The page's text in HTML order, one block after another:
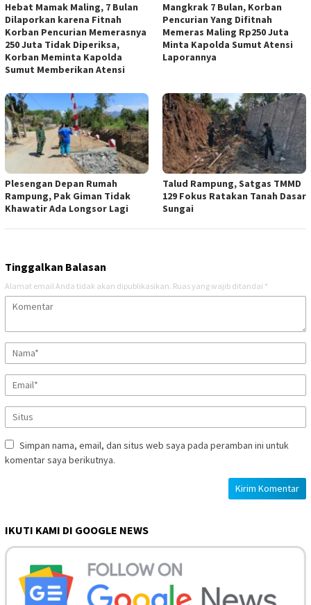
Hebat Mamak Maling, 7 Bulan
Dilaporkan karena Fitnah
Korban Pencurian Memerasnya
250 Juta Tidak Diperiksa,
Korban Meminta Kapolda
Sumut Memberikan Atensi
Mangkrak 7 Bulan, Korban
Pencurian Yang Difitnah
Memeras Maling Rp250 Juta
Minta Kapolda Sumut Atensi
Laporannya
Plesengan Depan Rumah
Rampung, Pak Giman Tidak
Khawatir Ada Longsor Lagi
Talud Rampung, Satgas TMMD
129 Fokus Ratakan Tanah Dasar
Sungai
Tinggalkan Balasan
Alamat email Anda tidak akan dipublikasikan. Ruas yang wajib ditandai *
Simpan nama, email, dan situs web saya pada peramban ini untuk
komentar saya berikutnya.
IKUTI KAMI DI GOOGLE NEWS